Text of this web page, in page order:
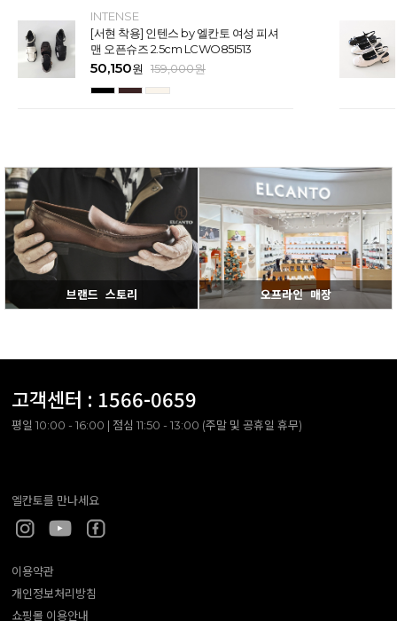
INTENSE
[서현 착용] 인텐스 by 엘칸토 여성 피셔
맨 오픈슈즈 2.5cm LCWO85I513
50,150원 159,000원
브랜드 스토리 오프라인 매장
고객센터 : 1566-0659
평일 10:00 - 16:00 | 점심 11:50 - 13:00 (주말 및 공휴일 휴무)
엘칸토를 만나세요
이용약관
개인정보처리방침
쇼핑몰 이용안내